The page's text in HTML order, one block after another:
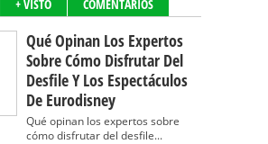
+ VISTO COMENTARIOS
Qué Opinan Los Expertos
Sobre Cómo Disfrutar Del
Desfile Y Los Espectáculos
De Eurodisney
Qué opinan los expertos sobre
cómo disfrutar del desfile...